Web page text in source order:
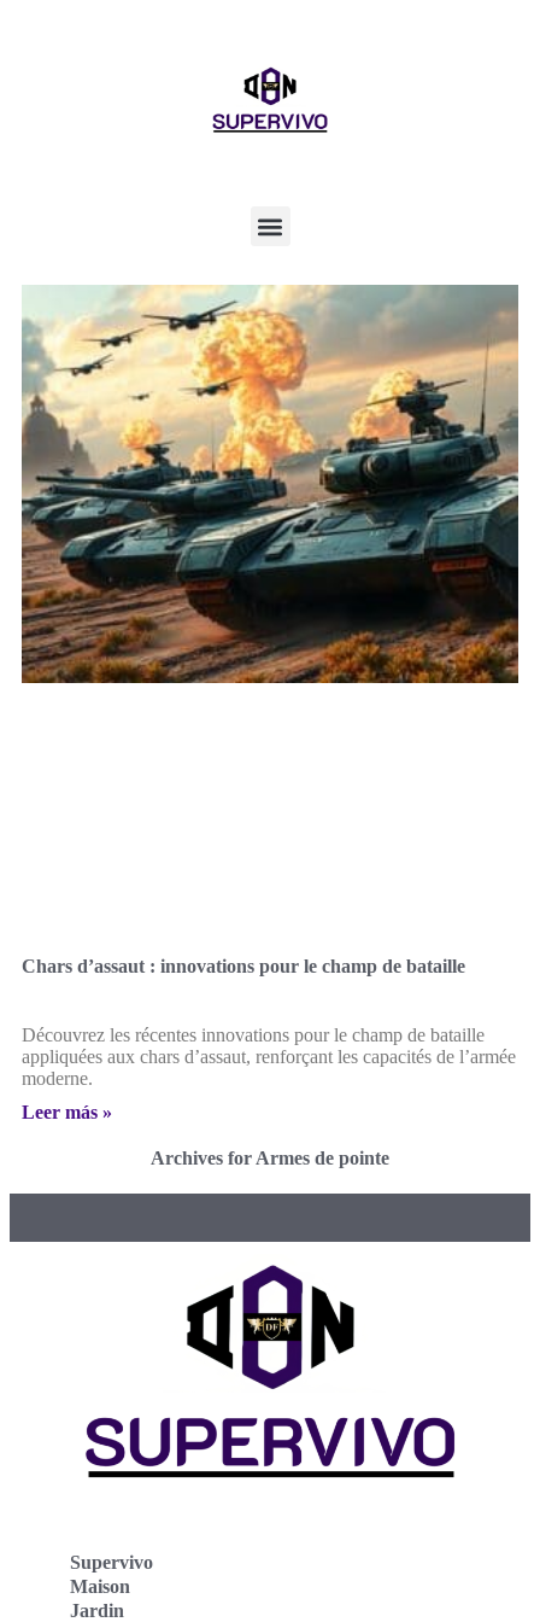
Chars d’assaut : innovations pour le champ de bataille
Découvrez les récentes innovations pour le champ de bataille
appliquées aux chars d’assaut, renforçant les capacités de l’armée
moderne.
Leer más »
Archives for Armes de pointe
Supervivo
Maison
Jardin